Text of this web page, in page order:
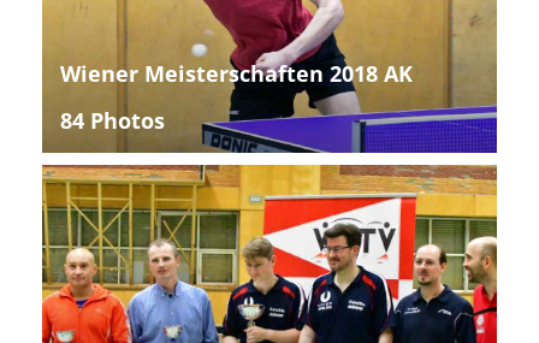
Wiener Meisterschaften 2018 AK
84 Photos